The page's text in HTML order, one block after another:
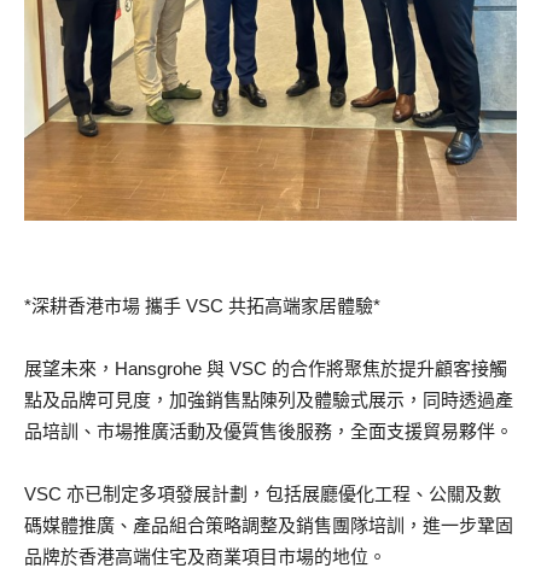
*深耕香港市場 攜手 VSC 共拓高端家居體驗*
展望未來，Hansgrohe 與 VSC 的合作將聚焦於提升顧客接觸
點及品牌可見度，加強銷售點陳列及體驗式展示，同時透過產
品培訓、市場推廣活動及優質售後服務，全面支援貿易夥伴。
VSC 亦已制定多項發展計劃，包括展廳優化工程、公關及數
碼媒體推廣、產品組合策略調整及銷售團隊培訓，進一步鞏固
品牌於香港高端住宅及商業項目市場的地位。